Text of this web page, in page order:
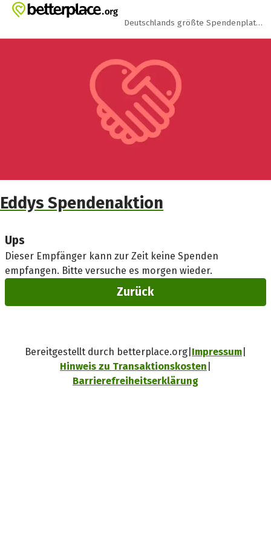
Zum Hauptinhalt springen
Erklärung zur Barrierefreiheit anzeigen
Deutschlands größte Spendenplattform
Eddys Spendenaktion
Ups
Dieser Empfänger kann zur Zeit keine Spenden
empfangen. Bitte versuche es morgen wieder.
Zurück
Bereitgestellt durch betterplace.org Impressum
Hinweis zu Transaktionskosten
Barrierefreiheitserklärung